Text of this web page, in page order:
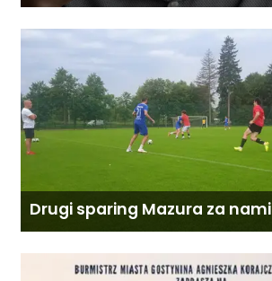
Drugi sparing Mazura za nami